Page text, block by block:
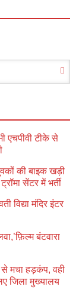
एचपीवी टीके से
की बाइक खड़ी
सेंटर में भर्ती
विद्या मंदिर इंटर
बंटवारा
मचा हड़कंप, वही
जिला मुख्यालय